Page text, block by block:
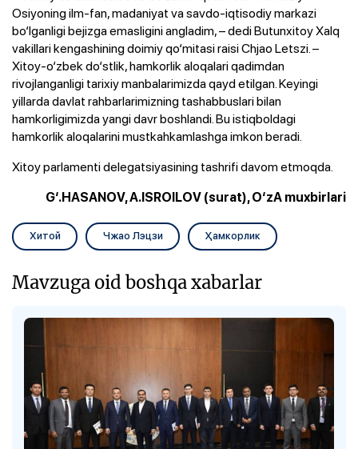
Osiyoning ilm-fan, madaniyat va savdo-iqtisodiy markazi
bo‘lganligi bejizga emasligini angladim, – dedi Butunxitoy Xalq
vakillari kengashining doimiy qo‘mitasi raisi Chjao Letszi. –
Xitoy-o‘zbek do‘stlik, hamkorlik aloqalari qadimdan
rivojlanganligi tarixiy manbalarimizda qayd etilgan. Keyingi
yillarda davlat rahbarlarimizning tashabbuslari bilan
hamkorligimizda yangi davr boshlandi. Bu istiqboldagi
hamkorlik aloqalarini mustkahkamlashga imkon beradi.
Xitoy parlamenti delegatsiyasining tashrifi davom etmoqda.
G‘.HASANOV, A.ISROILOV (surat), O‘zA muxbirlari
Хитой Чжао Лэцзи Ҳамкорлик
Mavzuga oid boshqa xabarlar